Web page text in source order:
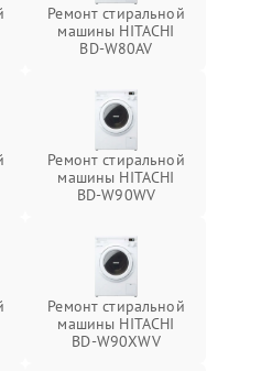
Ремонт стиральной
машины HITACHI
BD-W80AV
Ремонт стиральной
машины HITACHI
BD-W90WV
Ремонт стиральной
машины HITACHI
BD-W90XWV